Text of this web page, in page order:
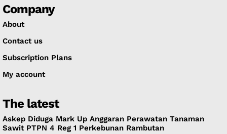
Company
About
Contact us
Subscription Plans
My account
The latest
Askep Diduga Mark Up Anggaran Perawatan Tanaman
Sawit PTPN 4 Reg 1 Perkebunan Rambutan